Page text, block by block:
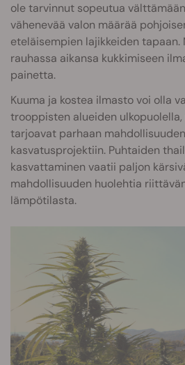
ole tarvinnut sopeutua
vähenevää valon määrää
eteläisempien lajikkeiden tapaan.
rauhassa aikansa kukkimiseen
painetta.
Kuuma ja kostea ilmasto voi olla
trooppisten alueiden
tarjoavat parhaan
kasvatusprojektiin. Puhtaiden
kasvattaminen vaatii paljon
mahdollisuuden huolehtia
lämpötilasta.